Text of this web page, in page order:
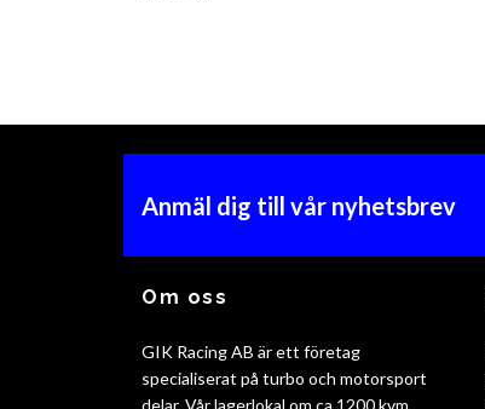
Anmäl dig till vår nyhetsbrev
Om oss
GIK Racing AB är ett företag
specialiserat på turbo och motorsport